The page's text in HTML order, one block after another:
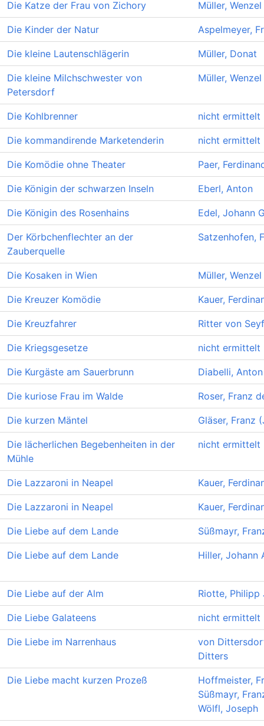
Die Katze der Frau von Zichory Müller, Wenzel
Die Kinder der Natur Aspelmeyer,
Die kleine Lautenschlägerin Müller, Donat
Die kleine Milchschwester von
Petersdorf
Müller, Wenzel
Die Kohlbrenner nicht ermittelt
Die kommandirende Marketenderin nicht ermittelt
Die Komödie ohne Theater Paer,
Die Königin der schwarzen Inseln Eberl, Anton
Die Königin des Rosenhains Edel, Johann
Der Körbchenflechter an der
Zauberquelle
Satzenhofen,
Die Kosaken in Wien Müller, Wenzel
Die Kreuzer Komödie Kauer,
Die Kreuzfahrer Ritter von
Die Kriegsgesetze nicht ermittelt
Die Kurgäste am Sauerbrunn Diabelli, Anton
Die kuriose Frau im Walde Roser, Franz
Die kurzen Mäntel Gläser, Franz
Die lächerlichen Begebenheiten in der
Mühle
nicht ermittelt
Die Lazzaroni in Neapel Kauer,
Die Lazzaroni in Neapel Kauer,
Die Liebe auf dem Lande Süßmayr,
Die Liebe auf dem Lande Hiller, Johann
Die Liebe auf der Alm Riotte, Philipp
Die Liebe Galateens nicht ermittelt
Die Liebe im Narrenhaus
von
Ditters
Die Liebe macht kurzen Prozeß
Hoffmeister,
Süßmayr,
Wölfl, Joseph